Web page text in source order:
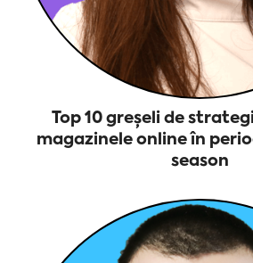
Top 10 greșeli de
magazinele online în
season